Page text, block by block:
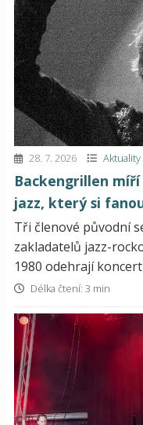
28. 7. 2026 Aktuality
Backengrillen
jazz, který si
Tři členové původní
zakladatelů jazz-
1980 odehrají
Délka čtení: 3 min